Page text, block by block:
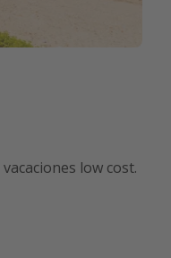
low cost.